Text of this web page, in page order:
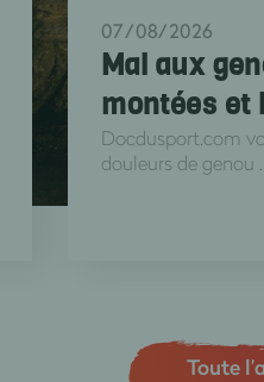
07/08/2026
Mal aux
montées et
Docdusport.com
douleurs de genou .
Toute